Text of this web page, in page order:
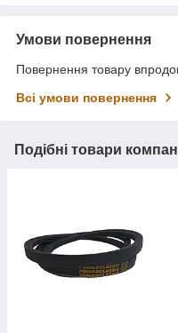
Умови повернення
Повернення товару
Всі умови повернення
Подібні товари